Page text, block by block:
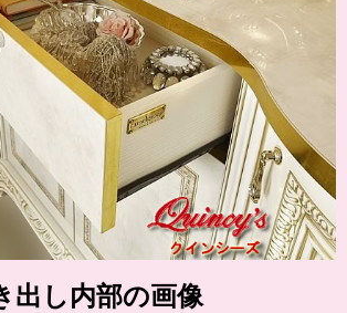
出し内部の画像